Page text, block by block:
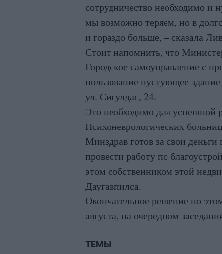
сотрудничество необходимо и
мы возможно теряем, но в
и гораздо больше, – сказала
Стоит напомнить, что
Городское самоуправление с
пользование пустующее
ул. Сигулдас, 24.
Это необходимо для успешной
Психоневрологических
Минздрав готов за свои
провести работу по
этом собственником этой
Даугавпилса.
Окончательное решение по
августа, на очередном
ТЕМЫ